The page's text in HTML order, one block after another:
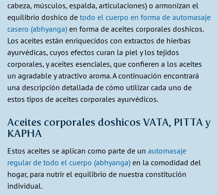
cabeza, músculos, espalda, articulaciones) o armonizan el
equilibrio doshico de todo el cuerpo en forma de automasaje
casero (abhyanga) en forma de aceites corporales doshicos.
Los aceites están enriquecidos con extractos de hierbas
ayurvédicas, cuyos efectos curan la piel y los tejidos
corporales, y aceites esenciales, que confieren a los aceites
un agradable y atractivo aroma. A continuación encontrará
una descripción detallada de cómo utilizar cada uno de
estos tipos de aceites corporales ayurvédicos.
Aceites corporales doshicos VATA, PITTA y
KAPHA
Estos aceites se aplican como parte de un automasaje
regular de todo el cuerpo (abhyanga) en la comodidad del
hogar, para nutrir el equilibrio de nuestra constitución
individual.